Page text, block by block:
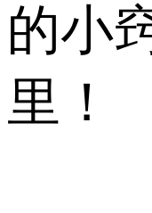
的小
里！